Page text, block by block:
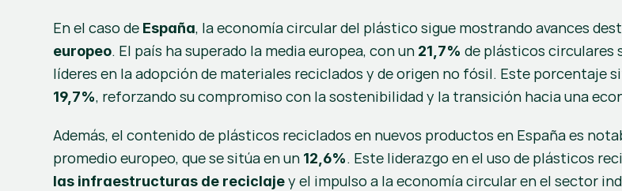
En el caso de España, la economía circular del plástico sigue mostrando avances
europeo. El país ha superado la media europea, con un 21,7% de plásticos circulares
líderes en la adopción de materiales reciclados y de origen no fósil. Este porcentaje
19,7%, reforzando su compromiso con la sostenibilidad y la transición hacia una
Además, el contenido de plásticos reciclados en nuevos productos en España es
promedio europeo, que se sitúa en un 12,6%. Este liderazgo en el uso de plásticos
las infraestructuras de reciclaje y el impulso a la economía circular en el sector